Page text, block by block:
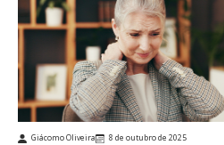
Giácomo Oliveira
8 de outubro de 2025